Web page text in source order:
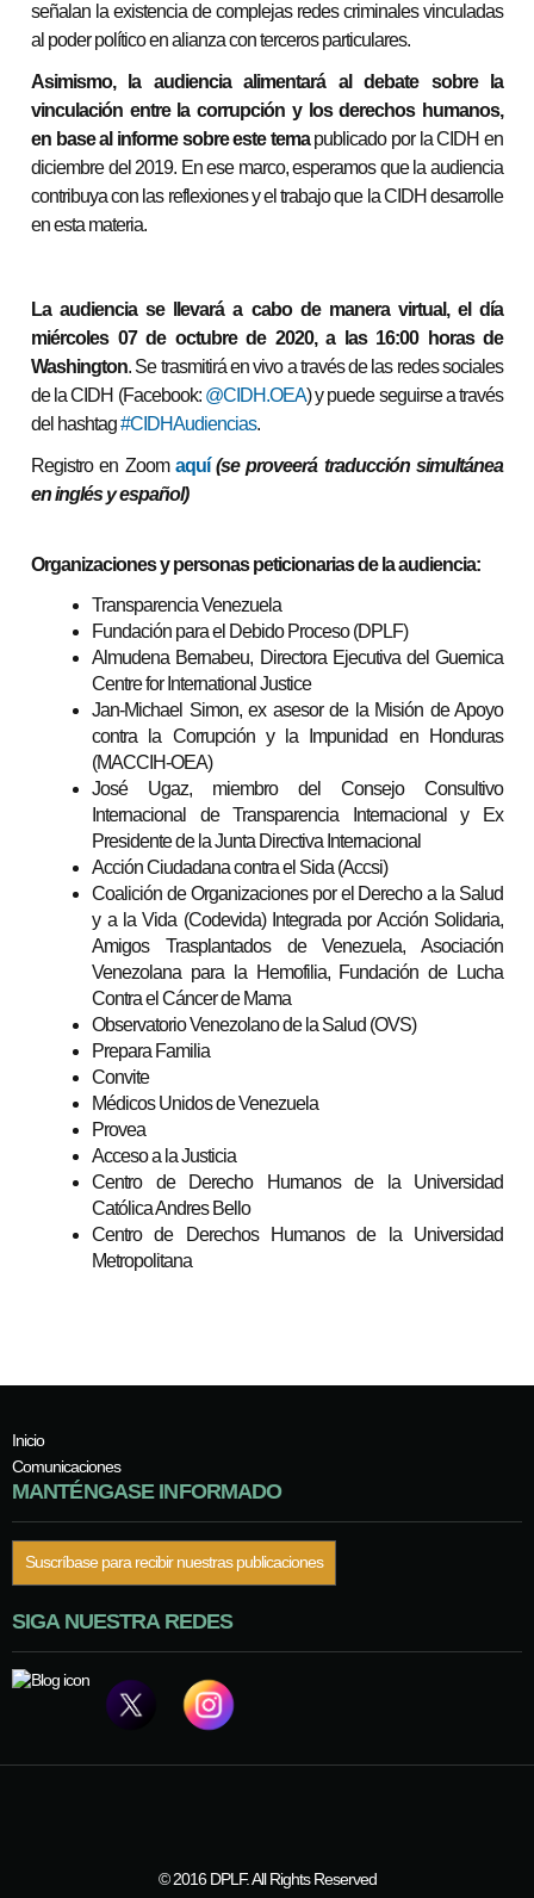
señalan la existencia de complejas redes criminales vinculadas
al poder político en alianza con terceros particulares.
Asimismo, la audiencia alimentará al debate sobre la
vinculación entre la corrupción y los derechos humanos,
en base al informe sobre este temapublicado por la CIDH en
diciembre del 2019. En ese marco, esperamos que la audiencia
contribuya con las reflexiones y el trabajo que la CIDH desarrolle
en esta materia.
La audiencia se llevará a cabo de manera virtual, el día
miércoles 07 de octubre de 2020, a las 16:00 horas de
Washington. Se trasmitirá en vivo a través de las redes sociales
de la CIDH (Facebook: @CIDH.OEA) y puede seguirse a través
del hashtag#CIDHAudiencias.
Registro en Zoom aquí (se proveerá traducción simultánea
en inglés y español)
Organizaciones y personas peticionarias de la audiencia:
Transparencia Venezuela
Fundación para el Debido Proceso (DPLF)
Almudena Bernabeu, Directora Ejecutiva del Guernica
Centre for International Justice
Jan-Michael Simon, ex asesor de la Misión de Apoyo
contra la Corrupción y la Impunidad en Honduras
(MACCIH-OEA)
José Ugaz, miembro del Consejo Consultivo
Internacional de Transparencia Internacional y Ex
Presidente de la Junta Directiva Internacional
Acción Ciudadana contra el Sida (Accsi)
Coalición de Organizaciones por el Derecho a la Salud
y a la Vida (Codevida) Integrada por Acción Solidaria,
Amigos Trasplantados de Venezuela, Asociación
Venezolana para la Hemofilia, Fundación de Lucha
Contra el Cáncer de Mama
Observatorio Venezolano de la Salud (OVS)
Prepara Familia
Convite
Médicos Unidos de Venezuela
Provea
Acceso a la Justicia
Centro de Derecho Humanos de la Universidad
Católica Andres Bello
Centro de Derechos Humanos de la Universidad
Metropolitana
Inicio
Comunicaciones
MANTÉNGASE INFORMADO
Suscríbase para recibir nuestras publicaciones
SIGA NUESTRA REDES
© 2016 DPLF. All Rights Reserved